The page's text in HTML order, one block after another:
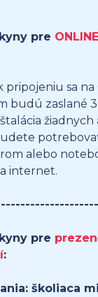
pre
pripojeniu sa na
budú zaslané
žiadnych
alebo
internet.
pre
:
školiaca